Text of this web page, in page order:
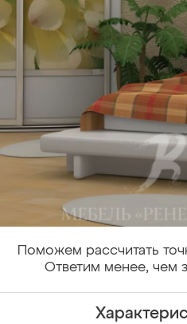
Поможем рассчитать
Ответим менее, чем